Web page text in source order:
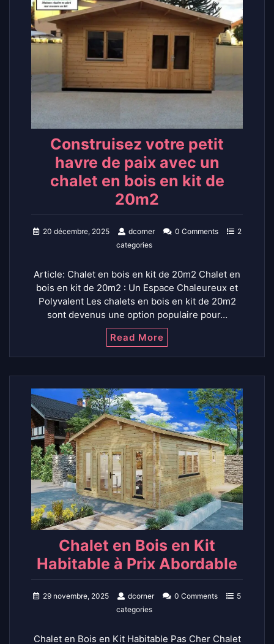
Construisez votre petit
havre de paix avec un
chalet en bois en kit de
20m2
20 décembre, 2025 dcorner 0 Comments
2
categories
Article: Chalet en bois en kit de 20m2 Chalet en
bois en kit de 20m2 : Un Espace Chaleureux et
Polyvalent Les chalets en bois en kit de 20m2
sont devenus une option populaire pour…
Read More
Chalet en Bois en Kit
Habitable à Prix Abordable
29 novembre, 2025 dcorner 0 Comments
5
categories
Chalet en Bois en Kit Habitable Pas Cher Chalet